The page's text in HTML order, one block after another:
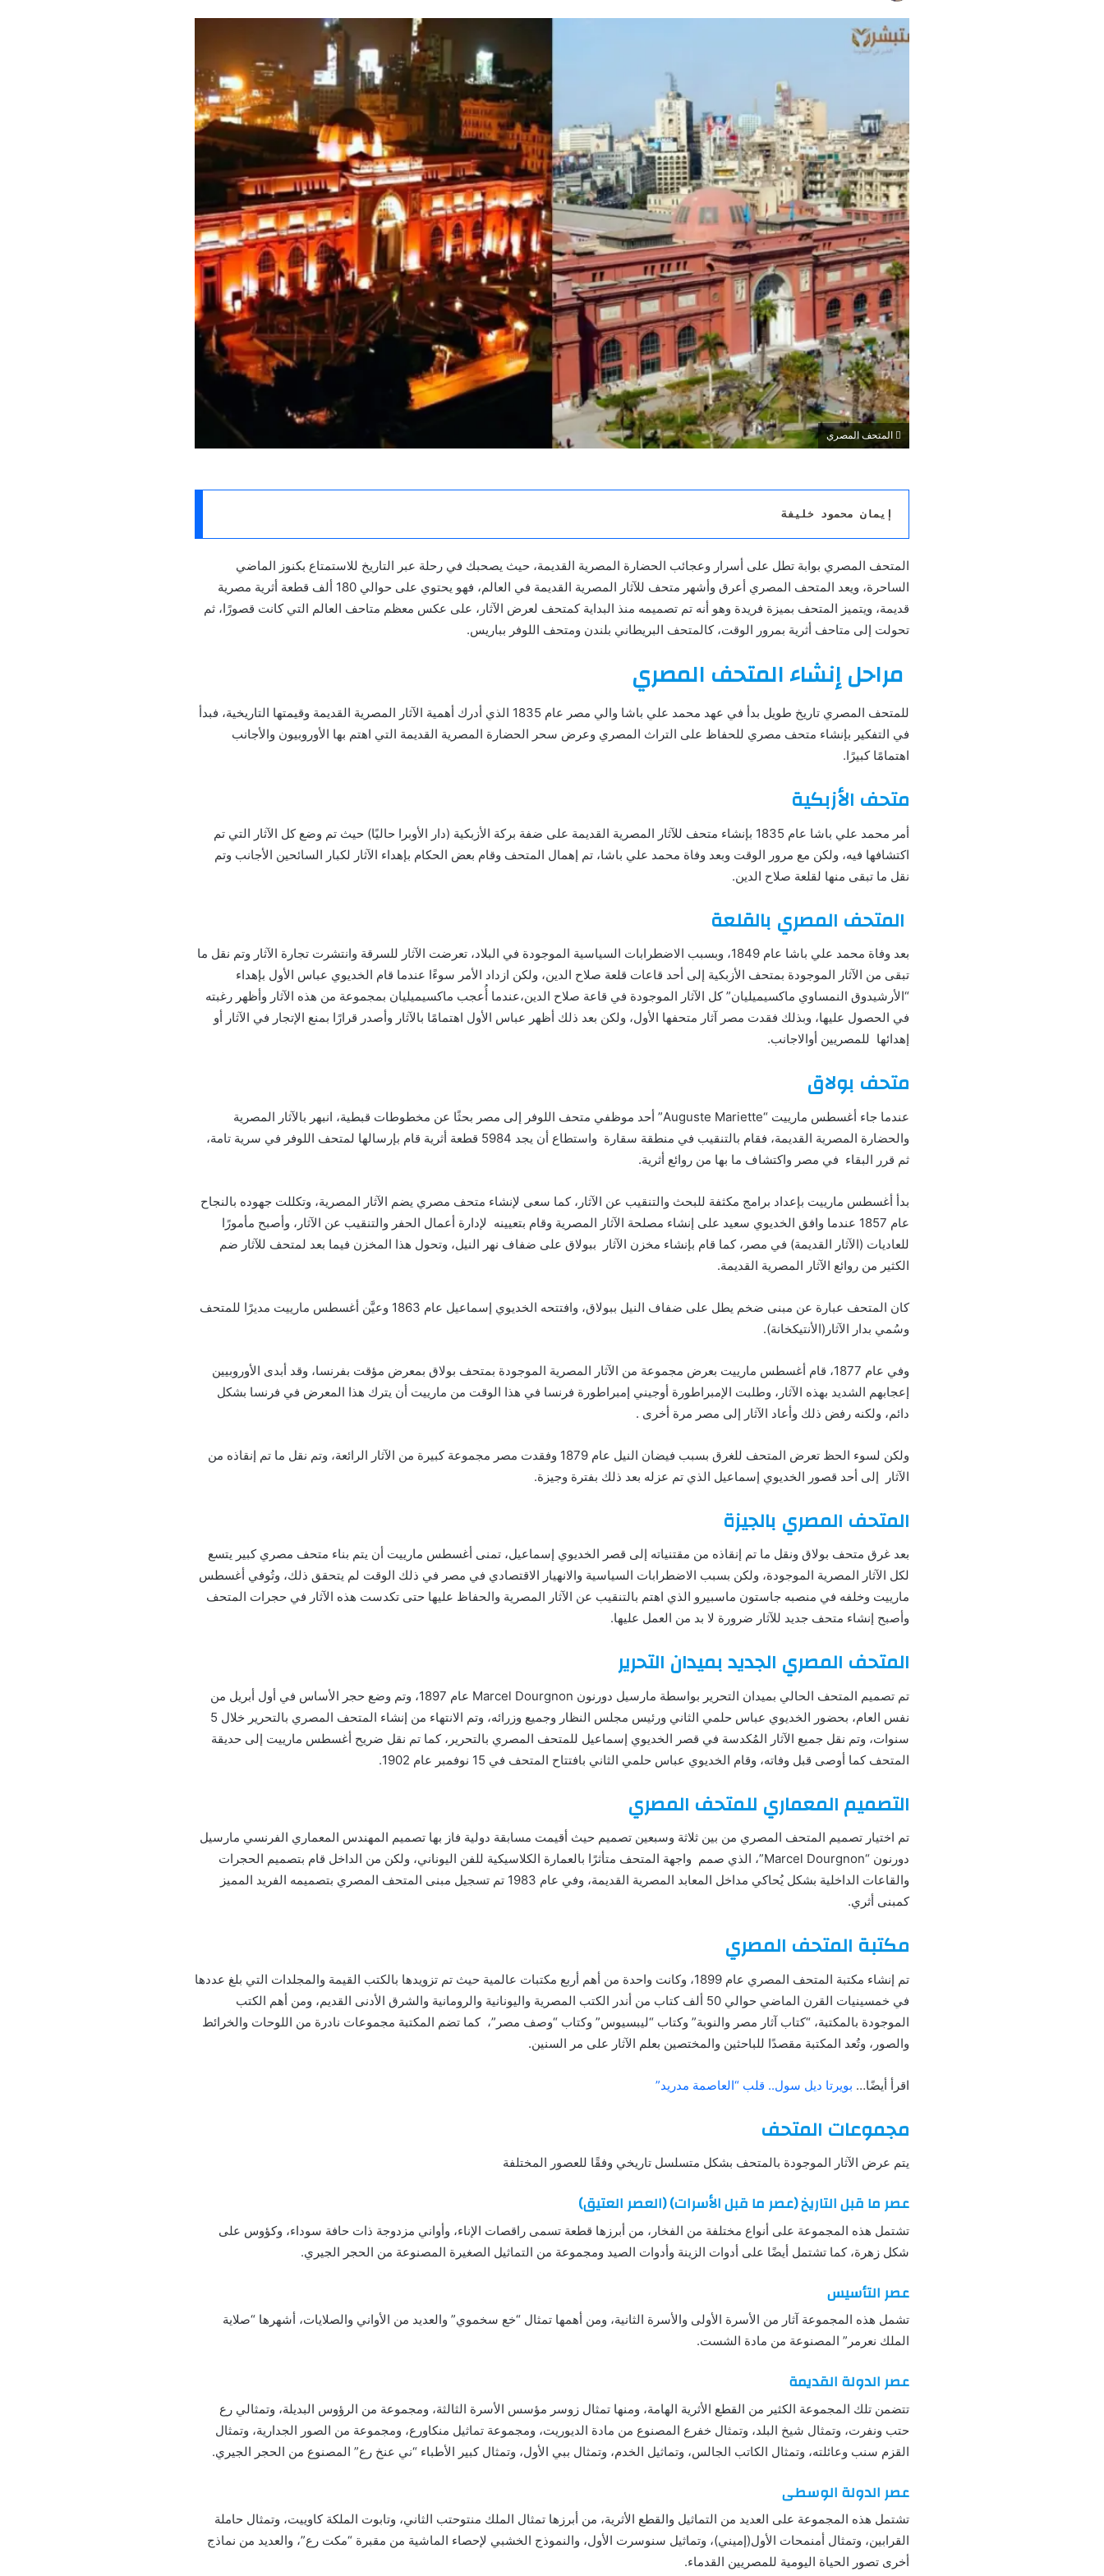
المتحف المصري
إيمان محمود خليفة
المتحف المصري بوابة تطل على أسرار وعجائب الحضارة المصرية القديمة، حيث يصحبك في رحلة عبر التاريخ للاستمتاع بكنوز الماضي
الساحرة، ويعد المتحف المصري أعرق وأشهر متحف للآثار المصرية القديمة في العالم، فهو يحتوي على حوالي 180 ألف قطعة أثرية مصرية
قديمة، ويتميز المتحف بميزة فريدة وهو أنه تم تصميمه منذ البداية كمتحف لعرض الآثار، على عكس معظم متاحف العالم التي كانت قصورًا، ثم
تحولت إلى متاحف أثرية بمرور الوقت، كالمتحف البريطاني بلندن ومتحف اللوفر بباريس.
مراحل إنشاء المتحف المصري
للمتحف المصري تاريخ طويل بدأ في عهد محمد علي باشا والي مصر عام 1835 الذي أدرك أهمية الآثار المصرية القديمة وقيمتها التاريخية، فبدأ
في التفكير بإنشاء متحف مصري للحفاظ على التراث المصري وعرض سحر الحضارة المصرية القديمة التي اهتم بها الأوروبيون والأجانب
اهتمامًا كبيرًا.
متحف الأزبكية
أمر محمد علي باشا عام 1835 بإنشاء متحف للآثار المصرية القديمة على ضفة بركة الأزبكية (دار الأوبرا حاليًا) حيث تم وضع كل الآثار التي تم
اكتشافها فيه، ولكن مع مرور الوقت وبعد وفاة محمد علي باشا، تم إهمال المتحف وقام بعض الحكام بإهداء الآثار لكبار السائحين الأجانب وتم
نقل ما تبقى منها لقلعة صلاح الدين.
المتحف المصري بالقلعة
بعد وفاة محمد علي باشا عام 1849، وبسبب الاضطرابات السياسية الموجودة في البلاد، تعرضت الآثار للسرقة وانتشرت تجارة الآثار وتم نقل ما
تبقى من الآثار الموجودة بمتحف الأزبكية إلى أحد قاعات قلعة صلاح الدين، ولكن ازداد الأمر سوءًا عندما قام الخديوي عباس الأول بإهداء
“الأرشيدوق النمساوي ماكسيميليان” كل الآثار الموجودة في قاعة صلاح الدين،عندما أُعجب ماكسيميليان بمجموعة من هذه الآثار وأظهر رغبته
في الحصول عليها، وبذلك فقدت مصر آثار متحفها الأول، ولكن بعد ذلك أظهر عباس الأول اهتمامًا بالآثار وأصدر قرارًا بمنع الإتجار في الآثار أو
إهدائها للمصريين أوالاجانب.
متحف بولاق
عندما جاء أغسطس مارييت “Auguste Mariette” أحد موظفي متحف اللوفر إلى مصر بحثًا عن مخطوطات قبطية، انبهر بالآثار المصرية
والحضارة المصرية القديمة، فقام بالتنقيب في منطقة سقارة واستطاع أن يجد 5984 قطعة أثرية قام بإرسالها لمتحف اللوفر في سرية تامة،
ثم قرر البقاء في مصر واكتشاف ما بها من روائع أثرية.
بدأ أغسطس مارييت بإعداد برامج مكثفة للبحث والتنقيب عن الآثار، كما سعى لإنشاء متحف مصري يضم الآثار المصرية، وتكللت جهوده بالنجاح
عام 1857 عندما وافق الخديوي سعيد على إنشاء مصلحة الآثار المصرية وقام بتعيينه لإدارة أعمال الحفر والتنقيب عن الآثار، وأصبح مأمورًا
للعاديات (الآثار القديمة) في مصر، كما قام بإنشاء مخزن الآثار ببولاق على ضفاف نهر النيل، وتحول هذا المخزن فيما بعد لمتحف للآثار ضم
الكثير من روائع الآثار المصرية القديمة.
كان المتحف عبارة عن مبنى ضخم يطل على ضفاف النيل ببولاق، وافتتحه الخديوي إسماعيل عام 1863 وعيَّن أغسطس مارييت مديرًا للمتحف
وسُمي بدار الآثار(الأنتيكخانة).
وفي عام 1877، قام أغسطس مارييت بعرض مجموعة من الآثار المصرية الموجودة بمتحف بولاق بمعرض مؤقت بفرنسا، وقد أبدى الأوروبيين
إعجابهم الشديد بهذه الآثار، وطلبت الإمبراطورة أوجيني إمبراطورة فرنسا في هذا الوقت من مارييت أن يترك هذا المعرض في فرنسا بشكل
دائم، ولكنه رفض ذلك وأعاد الآثار إلى مصر مرة أخرى .
ولكن لسوء الحظ تعرض المتحف للغرق بسبب فيضان النيل عام 1879 وفقدت مصر مجموعة كبيرة من الآثار الرائعة، وتم نقل ما تم إنقاذه من
الآثار إلى أحد قصور الخديوي إسماعيل الذي تم عزله بعد ذلك بفترة وجيزة.
المتحف المصري بالجيزة
بعد غرق متحف بولاق ونقل ما تم إنقاذه من مقتنياته إلى قصر الخديوي إسماعيل، تمنى أغسطس مارييت أن يتم بناء متحف مصري كبير يتسع
لكل الآثار المصرية الموجودة، ولكن بسبب الاضطرابات السياسية والانهيار الاقتصادي في مصر في ذلك الوقت لم يتحقق ذلك، وتُوفي أغسطس
مارييت وخلفه في منصبه جاستون ماسبيرو الذي اهتم بالتنقيب عن الآثار المصرية والحفاظ عليها حتى تكدست هذه الآثار في حجرات المتحف
وأصبح إنشاء متحف جديد للآثار ضرورة لا بد من العمل عليها.
المتحف المصري الجديد بميدان التحرير
تم تصميم المتحف الحالي بميدان التحرير بواسطة مارسيل دورنون Marcel Dourgnon عام 1897، وتم وضع حجر الأساس في أول أبريل من
نفس العام، بحضور الخديوي عباس حلمي الثاني ورئيس مجلس النظار وجميع وزرائه، وتم الانتهاء من إنشاء المتحف المصري بالتحرير خلال 5
سنوات، وتم نقل جميع الآثار المُكدسة في قصر الخديوي إسماعيل للمتحف المصري بالتحرير، كما تم نقل ضريح أغسطس مارييت إلى حديقة
المتحف كما أوصى قبل وفاته، وقام الخديوي عباس حلمي الثاني بافتتاح المتحف في 15 نوفمبر عام 1902.
التصميم المعماري للمتحف المصري
تم اختيار تصميم المتحف المصري من بين ثلاثة وسبعين تصميم حيث أقيمت مسابقة دولية فاز بها تصميم المهندس المعماري الفرنسي مارسيل
دورنون “Marcel Dourgnon”، الذي صمم واجهة المتحف متأثرًا بالعمارة الكلاسيكية للفن اليوناني، ولكن من الداخل قام بتصميم الحجرات
والقاعات الداخلية بشكل يُحاكي مداخل المعابد المصرية القديمة، وفي عام 1983 تم تسجيل مبنى المتحف المصري بتصميمه الفريد المميز
كمبنى أثري.
مكتبة المتحف المصري
تم إنشاء مكتبة المتحف المصري عام 1899، وكانت واحدة من أهم أربع مكتبات عالمية حيث تم تزويدها بالكتب القيمة والمجلدات التي بلغ عددها
في خمسينيات القرن الماضي حوالي 50 ألف كتاب من أندر الكتب المصرية واليونانية والرومانية والشرق الأدنى القديم، ومن أهم الكتب
الموجودة بالمكتبة، “كتاب آثار مصر والنوبة” وكتاب “ليبسيوس” وكتاب “وصف مصر”، كما تضم المكتبة مجموعات نادرة من اللوحات والخرائط
والصور، وتُعد المكتبة مقصدًا للباحثين والمختصين بعلم الآثار على مر السنين.
اقرأ أيضًا… بويرتا ديل سول.. قلب “العاصمة مدريد”
مجموعات المتحف
يتم عرض الآثار الموجودة بالمتحف بشكل متسلسل تاريخي وفقًا للعصور المختلفة
عصر ما قبل التاريخ (عصر ما قبل الأسرات) (العصر العتيق)
تشتمل هذه المجموعة على أنواع مختلفة من الفخار، من أبرزها قطعة تسمى راقصات الإناء، وأواني مزدوجة ذات حافة سوداء، وكؤوس على
شكل زهرة، كما تشتمل أيضًا على أدوات الزينة وأدوات الصيد ومجموعة من التماثيل الصغيرة المصنوعة من الحجر الجيري.
عصر التأسيس
تشمل هذه المجموعة آثار من الأسرة الأولى والأسرة الثانية، ومن أهمها تمثال “خع سخموي” والعديد من الأواني والصلايات، أشهرها “صلاية
الملك نعرمر” المصنوعة من مادة الشست.
عصر الدولة القديمة
تتضمن تلك المجموعة الكثير من القطع الأثرية الهامة، ومنها تمثال زوسر مؤسس الأسرة الثالثة، ومجموعة من الرؤوس البديلة، وتمثالي رع
حتب ونفرت، وتمثال شيخ البلد، وتمثال خفرع المصنوع من مادة الديوريت، ومجموعة تماثيل منكاورع، ومجموعة من الصور الجدارية، وتمثال
القزم سنب وعائلته، وتمثال الكاتب الجالس، وتماثيل الخدم، وتمثال ببي الأول، وتمثال كبير الأطباء “ني عنخ رع” المصنوع من الحجر الجيري.
عصر الدولة الوسطى
تشتمل هذه المجموعة على العديد من التماثيل والقطع الأثرية، من أبرزها تمثال الملك منتوحتب الثاني، وتابوت الملكة كاوييت، وتمثال حاملة
القرابين، وتمثال أمنمحات الأول(إميني)، وتماثيل سنوسرت الأول، والنموذج الخشبي لإحصاء الماشية من مقبرة “مكت رع”، والعديد من نماذج
أخرى تصور الحياة اليومية للمصريين القدماء.